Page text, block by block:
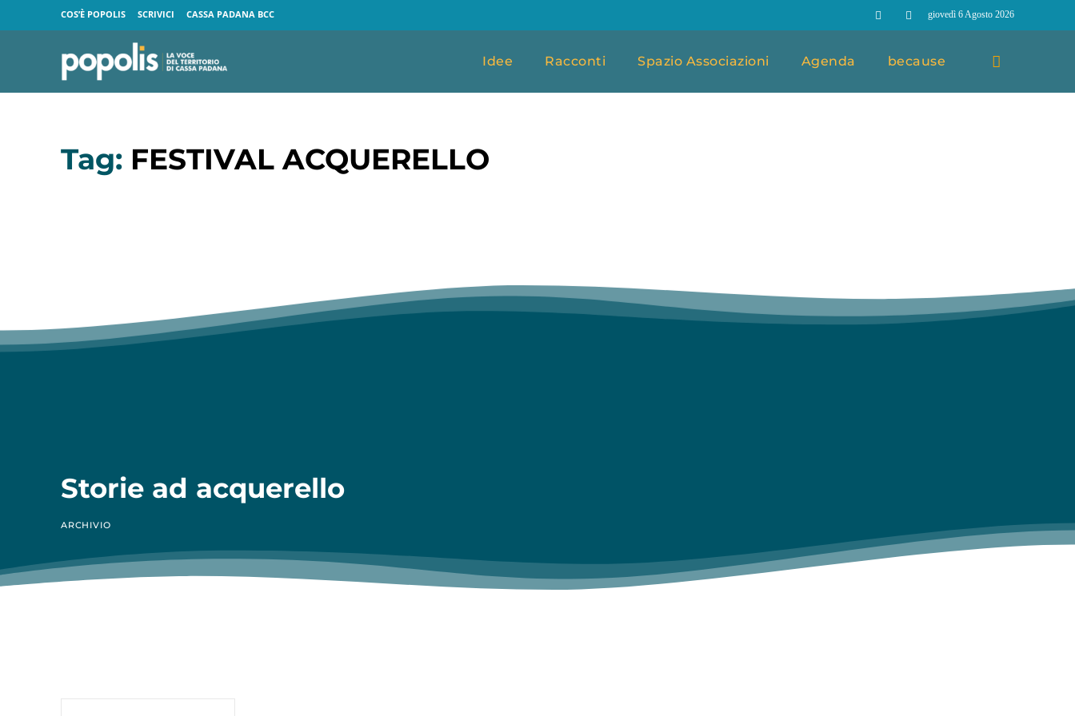
COS’È POPOLIS SCRIVICI CASSA PADANA BCC giovedì 6 Agosto 2026
Idee Racconti Spazio Associazioni Agenda because
Tag: FESTIVAL ACQUERELLO
Storie ad acquerello
ARCHIVIO